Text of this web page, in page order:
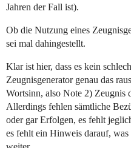
Jahren der Fall ist).
Ob die Nutzung eines
sei mal dahingestellt.
Klar ist hier, dass es kein
Zeugnisgenerator genau das
Wortsinn, also Note 2) Zeugnis
Allerdings fehlen sämtliche
oder gar Erfolgen, es fehlt
es fehlt ein Hinweis darauf,